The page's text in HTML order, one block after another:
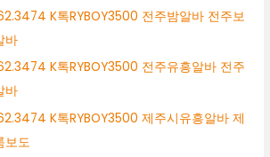
K톡RYBOY3500 전주밤알바 전주보
바
K톡RYBOY3500 전주유흥알바 전주
바
K톡RYBOY3500 제주시유흥알바 제
보도